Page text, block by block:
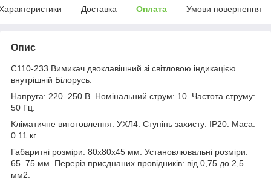
Доставка Оплата Умови повернення
Опис
С110-233 Вимикач двоклавішний зі світловою індикацією
внутрішній Білорусь.
Напруга: 220..250 В. Номінальний струм: 10. Частота струму:
50 Гц.
Кліматичне виготовлення: УХЛ4. Ступінь захисту: IP20. Маса:
0.11 кг.
Габаритні розміри: 80х80х45 мм. Установлювальні розміри:
65..75 мм. Переріз приєднаних провідників: від 0,75 до 2,5
мм2.